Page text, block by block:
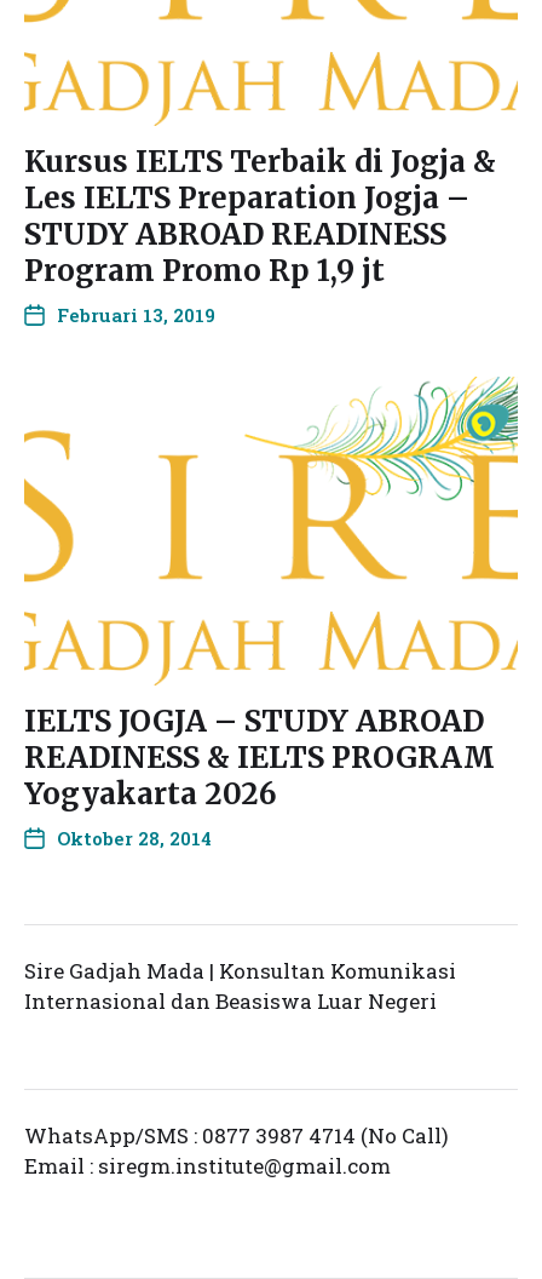
Kursus IELTS Terbaik di Jogja &
Les IELTS Preparation Jogja –
STUDY ABROAD READINESS
Program Promo Rp 1,9 jt
Februari 13, 2019
IELTS JOGJA – STUDY ABROAD
READINESS & IELTS PROGRAM
Yogyakarta 2026
Oktober 28, 2014
Sire Gadjah Mada | Konsultan Komunikasi
Internasional dan Beasiswa Luar Negeri
WhatsApp/SMS : 0877 3987 4714 (No Call)
Email : siregm.institute@gmail.com